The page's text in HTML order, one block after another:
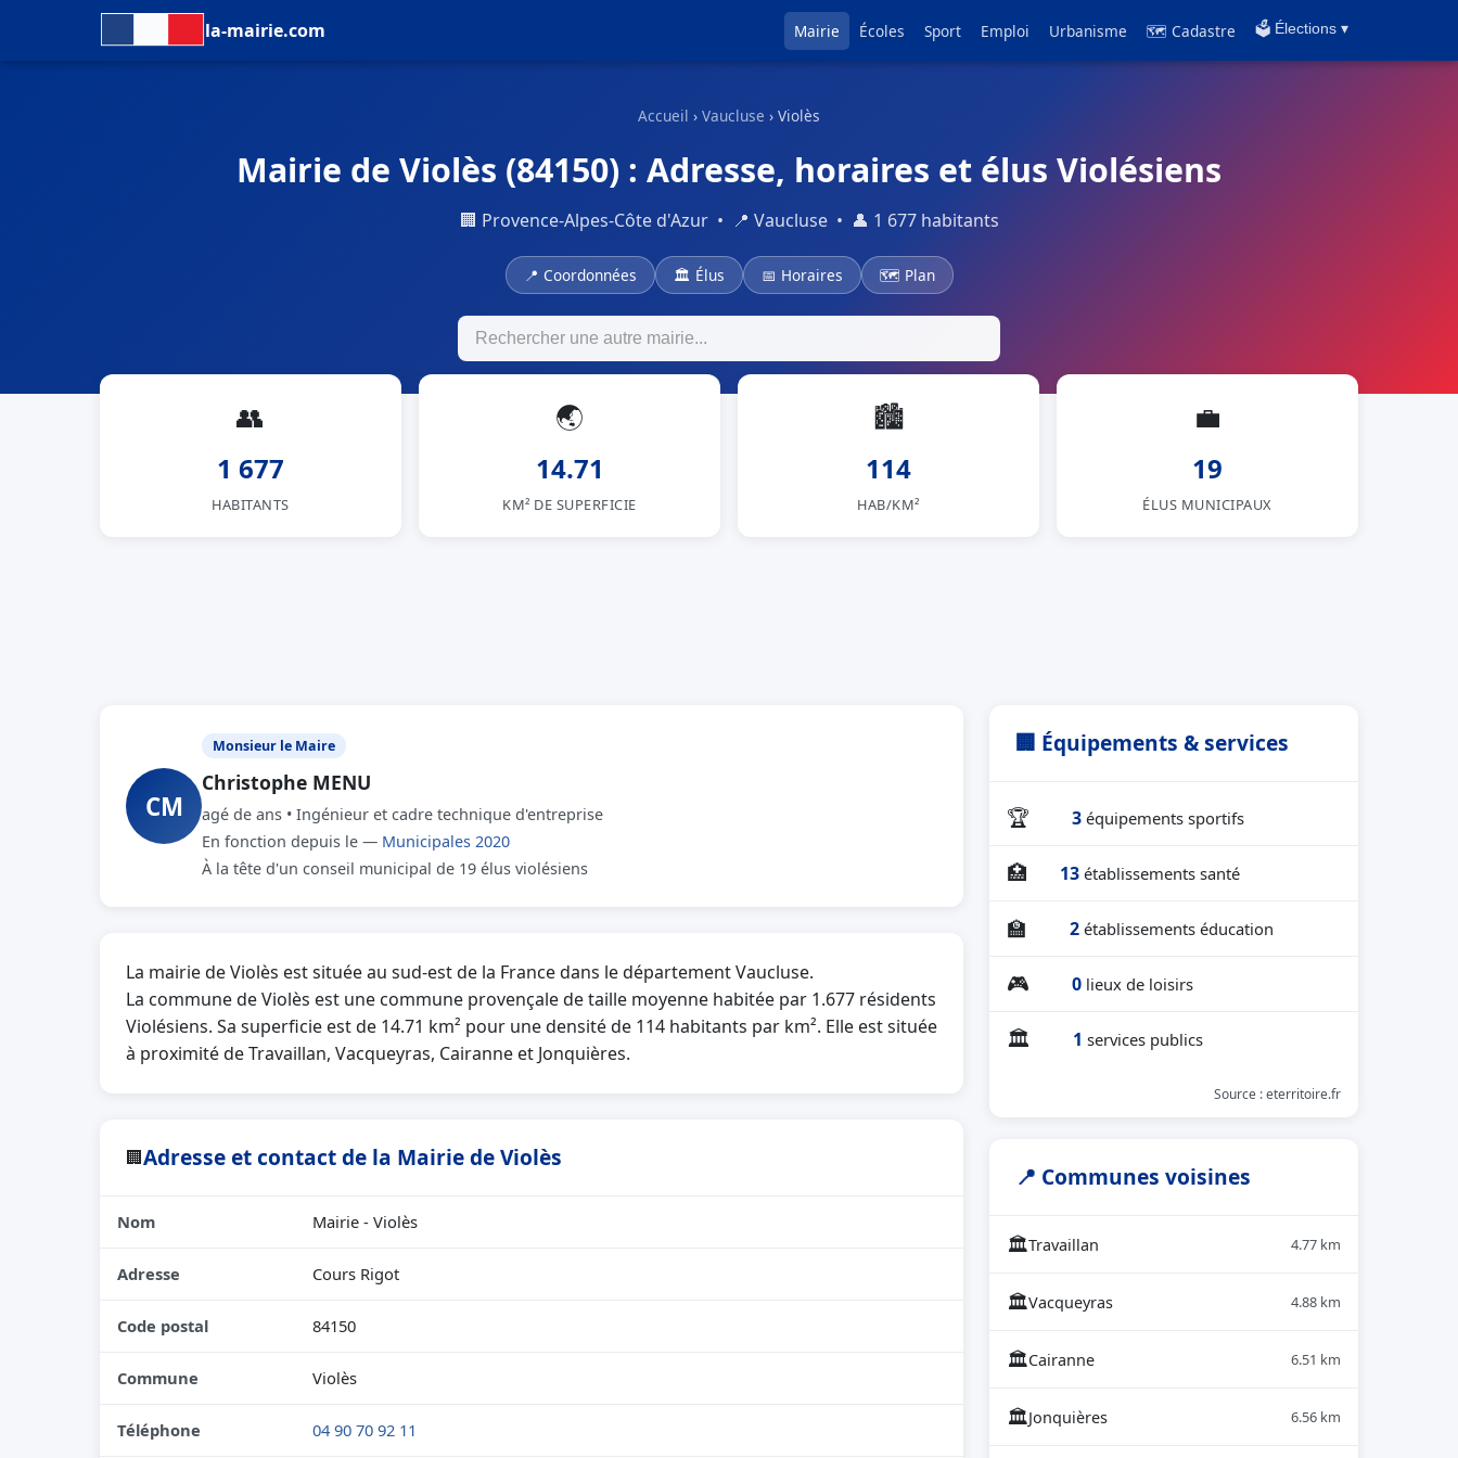
la-mairie.com Mairie Écoles Sport Emploi Urbanisme 🗺 Cadastre 🗳️ Élections ▾
Accueil › Vaucluse › Violès
Mairie de Violès (84150) : Adresse, horaires et élus Violésiens
🏢 Provence-Alpes-Côte d'Azur • 📍 Vaucluse • 👤 1 677 habitants
📍 Coordonnées 🏛 Élus 📅 Horaires 🗺 Plan
👥
1 677
HABITANTS
🌏
14.71
KM² DE SUPERFICIE
🏙
114
HAB/KM²
💼
19
ÉLUS MUNICIPAUX
CM
Monsieur le Maire
Christophe MENU
agé de ans • Ingénieur et cadre technique d'entreprise
En fonction depuis le — Municipales 2020
À la tête d'un conseil municipal de 19 élus violésiens
La mairie de Violès est située au sud-est de la France dans le département Vaucluse.
La commune de Violès est une commune provençale de taille moyenne habitée par 1.677 résidents
Violésiens. Sa superficie est de 14.71 km² pour une densité de 114 habitants par km². Elle est située
à proximité de Travaillan, Vacqueyras, Cairanne et Jonquières.
🏢Adresse et contact de la Mairie de Violès
Nom Mairie - Violès
Adresse Cours Rigot
Code postal 84150
Commune Violès
Téléphone 04 90 70 92 11
🏢 Équipements & services
🏆 3 équipements sportifs
🏥 13 établissements santé
🏫 2 établissements éducation
🎮 0 lieux de loisirs
🏛 1 services publics
Source : eterritoire.fr
📍 Communes voisines
🏛Travaillan 4.77 km
🏛Vacqueyras 4.88 km
🏛Cairanne 6.51 km
🏛Jonquières 6.56 km